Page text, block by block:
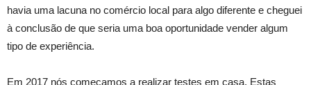
havia uma lacuna no comércio local para algo diferente e cheguei
à conclusão de que seria uma boa oportunidade vender algum
tipo de experiência.
Em 2017 nós começamos a realizar testes em casa. Estas